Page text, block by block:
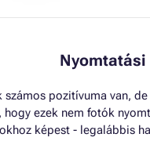
pozitívuma van,
hogy ezek nem fotók
képest - legalábbis